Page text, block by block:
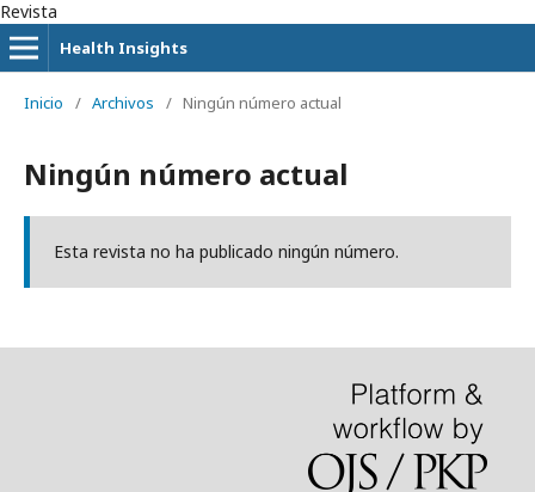
Revista
Health Insights
Inicio / Archivos / Ningún número actual
Ningún número actual
Esta revista no ha publicado ningún número.